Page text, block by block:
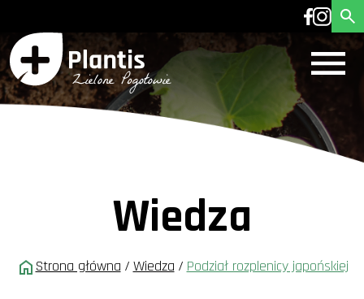
Wiedza
Strona główna / Wiedza / Podział rozplenicy japońskiej